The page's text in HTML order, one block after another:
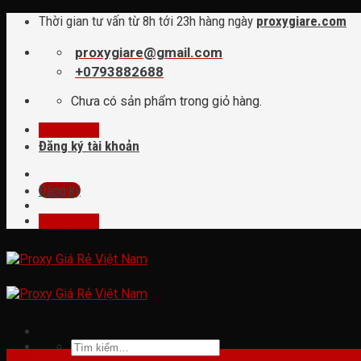
Skip
content
Thời gian tư vấn từ 8h tới 23h hàng ngày proxygiare.com
proxygiare@gmail.com
+0793882688
Chưa có sản phẩm trong giỏ hàng.
Đăng ký tài khoản
Đăng ký
Tìm